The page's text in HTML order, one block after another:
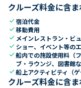
クルーズ料金に含
check宿泊代金
check移動費用
check メインレストラン・ビ
check ショー、イベント等の
check船内での施設使用料（
ブ・ラウンジ、図書館な
check船上アクティビティ（
クルーズ料金に含